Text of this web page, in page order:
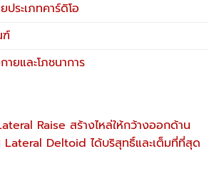
ระเภทคาร์ดิโอ
ฑ์
ยและโภชนาการ
Raise สร้างไหล่ให้กว้างออกด้าน
Lateral Deltoid ได้บริสุทธิ์และเต็มที่ที่สุด